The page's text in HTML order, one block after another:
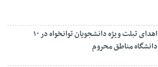
اهدای تبلت ویژه دانشجویان توانخواه در ۱۰
دانشگاه مناطق محروم